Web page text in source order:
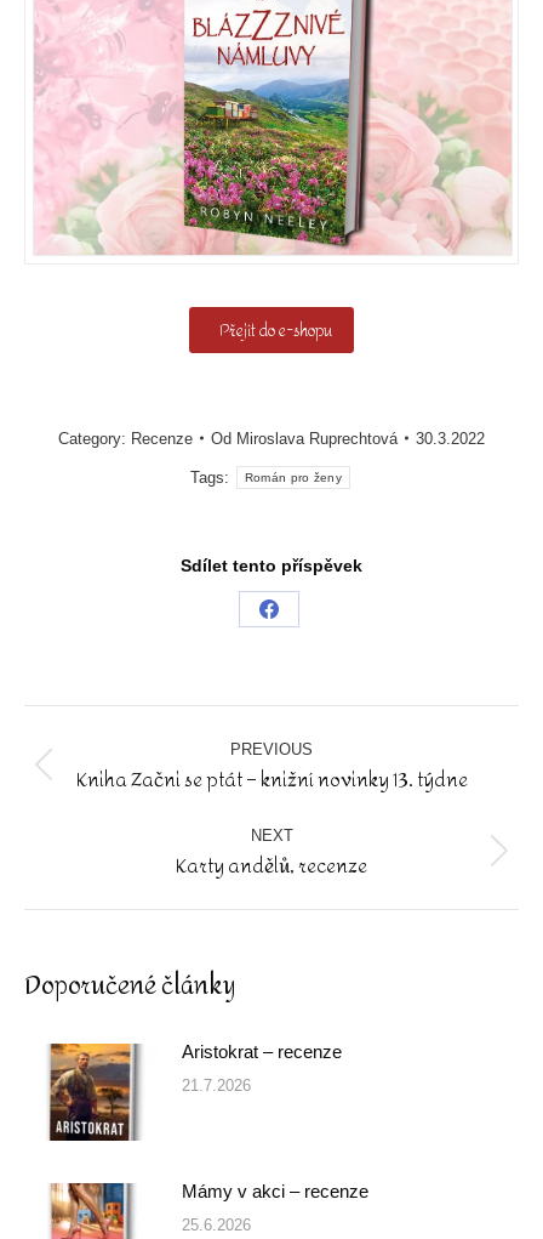
Přejít do e-shopu
Category: Recenze Od Miroslava Ruprechtová 30.3.2022
Tags: Román pro ženy
Sdílet tento příspěvek
Share
Post
navigation PREVIOUS
Previous
Kniha Začni se ptát – knižní novinky 13. týdne
NEXT
Next
Karty andělů, recenze
Doporučené články
Aristokrat – recenze
21.7.2026
Mámy v akci – recenze
25.6.2026